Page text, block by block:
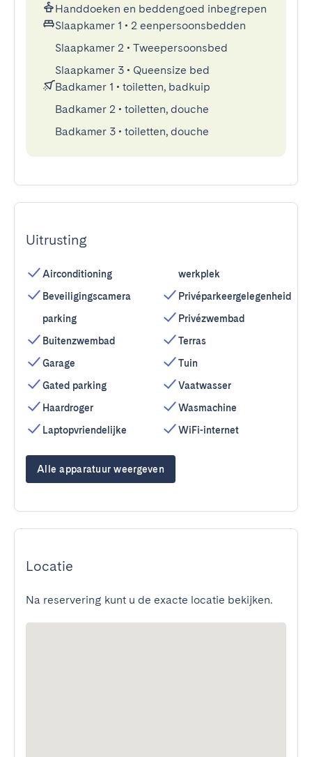
Handdoeken en beddengoed inbegrepen
Slaapkamer 1 • 2 eenpersoonsbedden
Slaapkamer 2 • Tweepersoonsbed
Slaapkamer 3 • Queensize bed
Badkamer 1 • toiletten, badkuip
Badkamer 2 • toiletten, douche
Badkamer 3 • toiletten, douche
Uitrusting
Airconditioning
Beveiligingscamera
parking
Buitenzwembad
Garage
Gated parking
Haardroger
Laptopvriendelijke
werkplek
Privéparkeergelegenheid
Privézwembad
Terras
Tuin
Vaatwasser
Wasmachine
WiFi-internet
Alle apparatuur weergeven
Locatie
Na reservering kunt u de exacte locatie bekijken.